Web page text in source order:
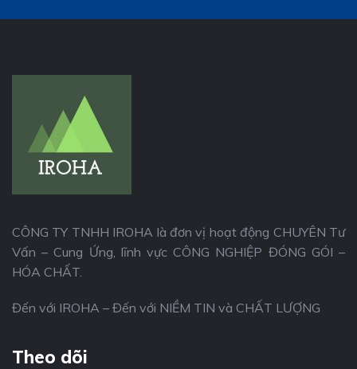
CÔNG TY TNHH IROHA là đơn vị hoạt động CHUYÊN Tư
Vấn – Cung Ứng, lĩnh vực CÔNG NGHIỆP ĐÓNG GÓI –
HÓA CHẤT.
Đến với IROHA – Đến với NIỀM TIN và CHẤT LƯỢNG
Theo dõi